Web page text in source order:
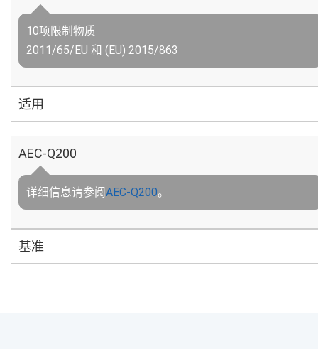
10项限制物质
2011/65/EU 和 (EU) 2015/863
适用
AEC-Q200
详细信息请参阅AEC-Q200。
基准